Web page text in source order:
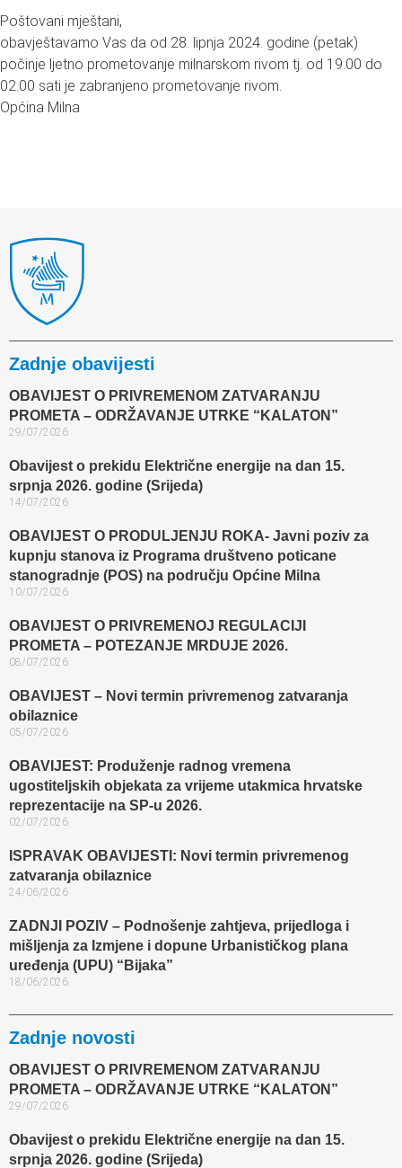
Poštovani mještani,
obavještavamo Vas da od 28. lipnja 2024. godine (petak)
počinje ljetno prometovanje milnarskom rivom tj. od 19.00 do
02.00 sati je zabranjeno prometovanje rivom.
Općina Milna
Zadnje obavijesti
OBAVIJEST O PRIVREMENOM ZATVARANJU
PROMETA – ODRŽAVANJE UTRKE “KALATON”
29/07/2026
Obavijest o prekidu Električne energije na dan 15.
srpnja 2026. godine (Srijeda)
14/07/2026
OBAVIJEST O PRODULJENJU ROKA- Javni poziv za
kupnju stanova iz Programa društveno poticane
stanogradnje (POS) na području Općine Milna
10/07/2026
OBAVIJEST O PRIVREMENOJ REGULACIJI
PROMETA – POTEZANJE MRDUJE 2026.
08/07/2026
OBAVIJEST – Novi termin privremenog zatvaranja
obilaznice​
05/07/2026
OBAVIJEST: Produženje radnog vremena
ugostiteljskih objekata za vrijeme utakmica hrvatske
reprezentacije na SP-u 2026.
02/07/2026
ISPRAVAK OBAVIJESTI: Novi termin privremenog
zatvaranja obilaznice​
24/06/2026
ZADNJI POZIV – Podnošenje zahtjeva, prijedloga i
mišljenja za Izmjene i dopune Urbanističkog plana
uređenja (UPU) “Bijaka”
18/06/2026
Zadnje novosti
OBAVIJEST O PRIVREMENOM ZATVARANJU
PROMETA – ODRŽAVANJE UTRKE “KALATON”
29/07/2026
Obavijest o prekidu Električne energije na dan 15.
srpnja 2026. godine (Srijeda)